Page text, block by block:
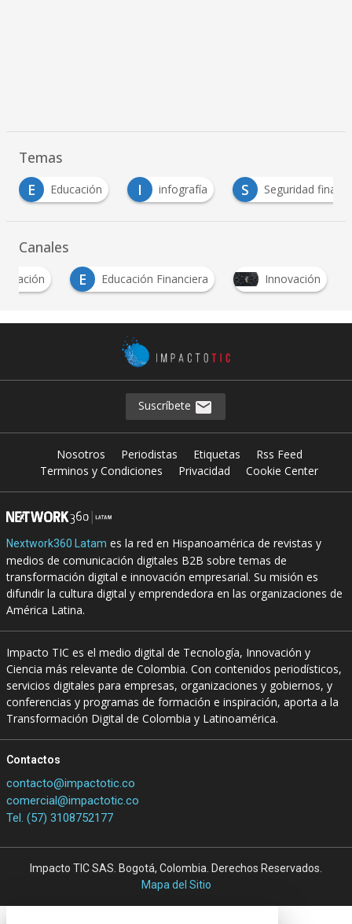
Temas
E
Educación I infografía S Seguridad
Canales
E Educación Financiera Innovación
Suscríbete
Nosotros Periodistas Etiquetas
Rss Feed
Terminos y Condiciones
Privacidad Cookie Center
Nextwork360 Latam es la red en Hispanoamérica de revistas y
medios de comunicación digitales B2B sobre temas de
transformación digital e innovación empresarial. Su misión es
difundir la cultura digital y emprendedora en las organizaciones de
América Latina.
Impacto TIC es el medio digital de Tecnología, Innovación y
Ciencia más relevante de Colombia. Con contenidos periodísticos,
servicios digitales para empresas, organizaciones y gobiernos, y
conferencias y programas de formación e inspiración, aporta a la
Transformación Digital de Colombia y Latinoamérica.
Contactos
contacto@impactotic.co
comercial@impactotic.co
Tel. (57) 3108752177
Impacto TIC SAS. Bogotá, Colombia. Derechos Reservados.
Mapa del Sitio